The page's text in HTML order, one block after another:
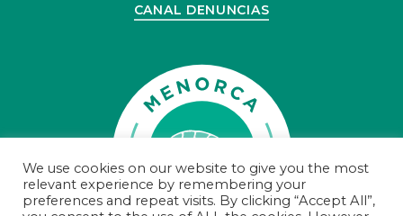
CANAL DENUNCIAS
We use cookies on our website to give you the most
relevant experience by remembering your
preferences and repeat visits. By clicking “Accept All”,